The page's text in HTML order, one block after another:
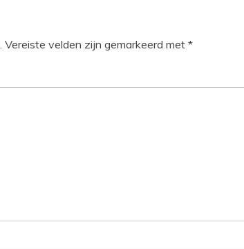
Vereiste velden zijn gemarkeerd met *